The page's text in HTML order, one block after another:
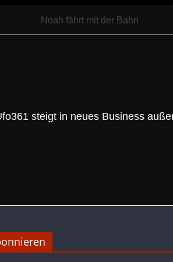
Noah fährt mit der Bahn
steigt in neues Business